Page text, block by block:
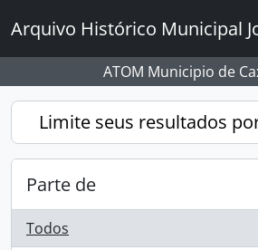
Arquivo Histórico Municipal
ATOM Municipio de
Limite seus resultados
Parte de
Todos